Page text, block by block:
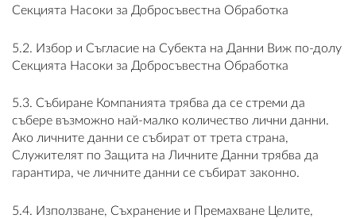
Секцията Насоки за Добросъвестна Обработка
5.2. Избор и Съгласие на Субекта на Данни Виж по-долу
Секцията Насоки за Добросъвестна Обработка
5.3. Събиране Компанията трябва да се стреми да
събере възможно най-малко количество лични данни.
Ако личните данни се събират от трета страна,
Служителят по Защита на Личните Данни трябва да
гарантира, че личните данни се събират законно.
5.4. Използване, Съхранение и Премахване Целите,